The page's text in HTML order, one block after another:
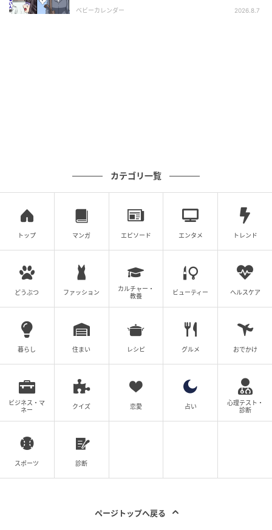
ベビーカレンダー 2026.8.7
カテゴリ一覧
トップ マンガ エピソード エンタメ トレンド
どうぶつ ファッション
カルチャー・
教養
ビューティー ヘルスケア
暮らし 住まい レシピ グルメ おでかけ
ビジネス・マ
ネー
クイズ 恋愛 占い
心理テスト・
診断
スポーツ 診断
ページトップへ戻る